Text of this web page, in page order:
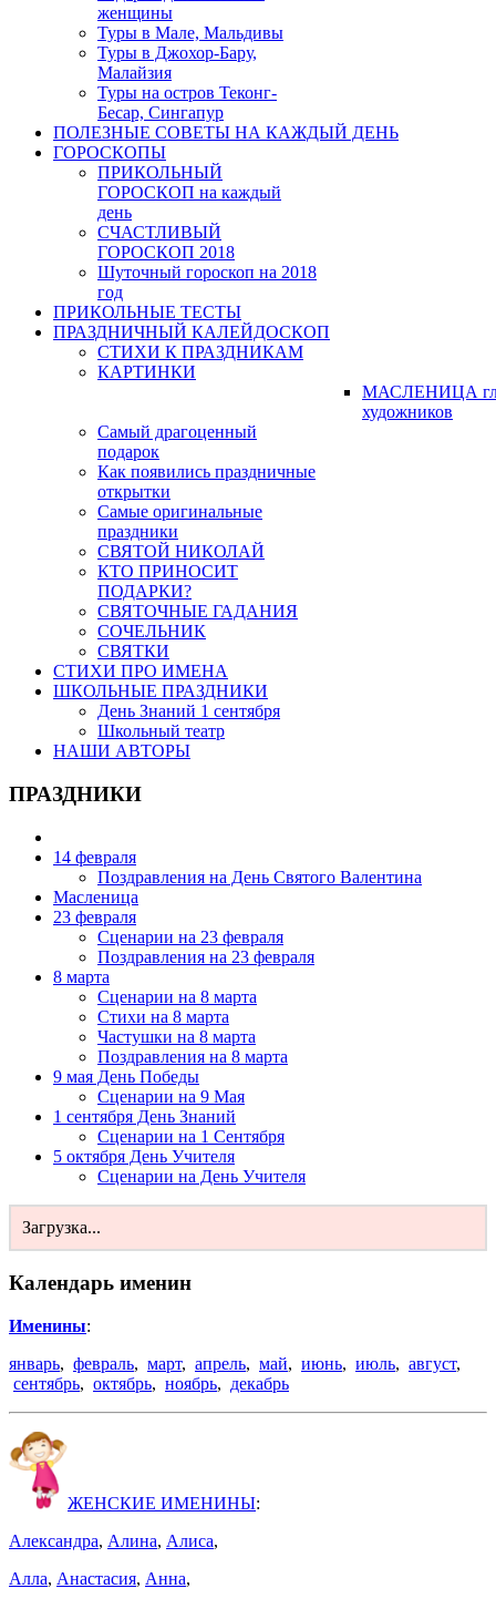
женщины
Туры в Мале, Мальдивы
Туры в Джохор-Бару,
Малайзия
Туры на остров Теконг-
Бесар, Сингапур
ПОЛЕЗНЫЕ СОВЕТЫ НА КАЖДЫЙ ДЕНЬ
ГОРОСКОПЫ
ПРИКОЛЬНЫЙ
ГОРОСКОП на каждый
день
СЧАСТЛИВЫЙ
ГОРОСКОП 2018
Шуточный гороскоп на 2018
год
ПРИКОЛЬНЫЕ ТЕСТЫ
ПРАЗДНИЧНЫЙ КАЛЕЙДОСКОП
СТИХИ К ПРАЗДНИКАМ
КАРТИНКИ
МАСЛЕНИЦА
художников
Самый драгоценный
подарок
Как появились праздничные
открытки
Самые оригинальные
праздники
СВЯТОЙ НИКОЛАЙ
КТО ПРИНОСИТ
ПОДАРКИ?
СВЯТОЧНЫЕ ГАДАНИЯ
СОЧЕЛЬНИК
СВЯТКИ
СТИХИ ПРО ИМЕНА
ШКОЛЬНЫЕ ПРАЗДНИКИ
День Знаний 1 сентября
Школьный театр
НАШИ АВТОРЫ
ПРАЗДНИКИ
14 февраля
Поздравления на День Святого Валентина
Масленица
23 февраля
Сценарии на 23 февраля
Поздравления на 23 февраля
8 марта
Сценарии на 8 марта
Стихи на 8 марта
Частушки на 8 марта
Поздравления на 8 марта
9 мая День Победы
Сценарии на 9 Мая
1 сентября День Знаний
Сценарии на 1 Сентября
5 октября День Учителя
Сценарии на День Учителя
Загрузка...
Календарь именин
Именины:
январь, февраль, март, апрель, май, июнь, июль, август,
сентябрь, октябрь, ноябрь, декабрь
ЖЕНСКИЕ ИМЕНИНЫ:
Александра, Алина, Алиса,
Алла, Анастасия, Анна,